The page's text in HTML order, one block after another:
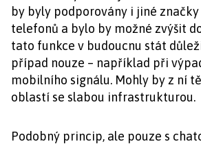
by byly podporovány i jiné
telefonů a bylo by možné zvýšit
tato funkce v budoucnu stát
případ nouze – například při
mobilního signálu. Mohly by z ní
oblastí se slabou infrastrukturou.
Podobný princip, ale pouze s